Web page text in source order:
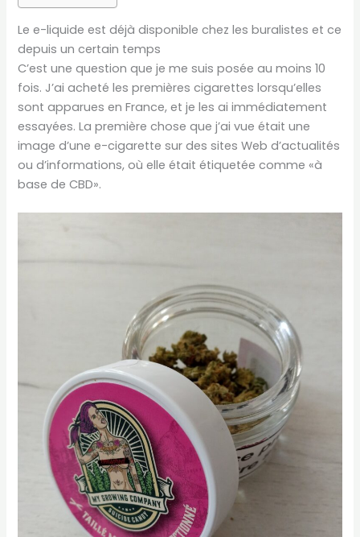
Le e-liquide est déjà disponible chez les buralistes et ce
depuis un certain temps
C’est une question que je me suis posée au moins 10
fois. J’ai acheté les premières cigarettes lorsqu’elles
sont apparues en France, et je les ai immédiatement
essayées. La première chose que j’ai vue était une
image d’une e-cigarette sur des sites Web d’actualités
ou d’informations, où elle était étiquetée comme «à
base de CBD».